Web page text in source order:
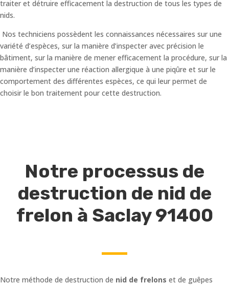
traiter et détruire efficacement la destruction de tous les types de
nids.
Nos techniciens possèdent les connaissances nécessaires sur une
variété d’espèces, sur la manière d’inspecter avec précision le
bâtiment, sur la manière de mener efficacement la procédure, sur la
manière d’inspecter une réaction allergique à une piqûre et sur le
comportement des différentes espèces, ce qui leur permet de
choisir le bon traitement pour cette destruction.
Notre processus de
destruction de nid de
frelon à Saclay 91400
Notre méthode de destruction de nid de frelons et de guêpes